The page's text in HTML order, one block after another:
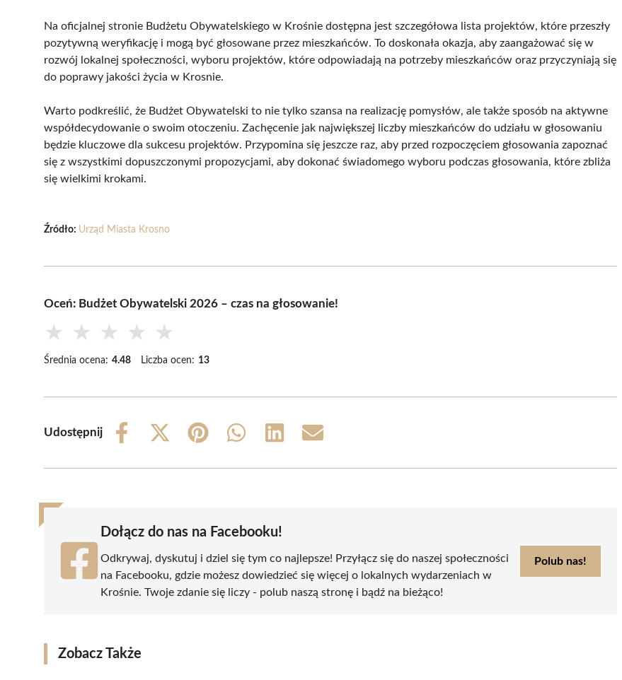
Na oficjalnej stronie Budżetu Obywatelskiego w Krośnie dostępna jest szczegółowa lista projektów, które przeszły
pozytywną weryfikację i mogą być głosowane przez mieszkańców. To doskonała okazja, aby zaangażować się w
rozwój lokalnej społeczności, wyboru projektów, które odpowiadają na potrzeby mieszkańców oraz przyczyniają się
do poprawy jakości życia w Krosnie.
Warto podkreślić, że Budżet Obywatelski to nie tylko szansa na realizację pomysłów, ale także sposób na aktywne
współdecydowanie o swoim otoczeniu. Zachęcenie jak największej liczby mieszkańców do udziału w głosowaniu
będzie kluczowe dla sukcesu projektów. Przypomina się jeszcze raz, aby przed rozpoczęciem głosowania zapoznać
się z wszystkimi dopuszczonymi propozycjami, aby dokonać świadomego wyboru podczas głosowania, które zbliża
się wielkimi krokami.
Źródło: Urząd Miasta Krosno
Oceń: Budżet Obywatelski 2026 – czas na głosowanie!
★ ★ ★ ★ ★
Średnia ocena: 4.48 Liczba ocen: 13
Udostępnij
Share
Share
(Twitter)
Share
Share
Share
Share
Dołącz do nas na Facebooku!
Odkrywaj, dyskutuj i dziel się tym co najlepsze! Przyłącz się do naszej społeczności
na Facebooku, gdzie możesz dowiedzieć się więcej o lokalnych wydarzeniach w
Krośnie. Twoje zdanie się liczy - polub naszą stronę i bądź na bieżąco!
Polub nas!
Zobacz Także